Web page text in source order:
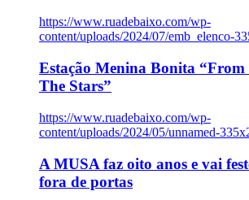
https://www.ruadebaixo.com/wp-
content/uploads/2024/07/emb_elenco-
Estação Menina Bonita “From
The Stars”
https://www.ruadebaixo.com/wp-
content/uploads/2024/05/unnamed-
A MUSA faz oito anos e vai
fora de portas